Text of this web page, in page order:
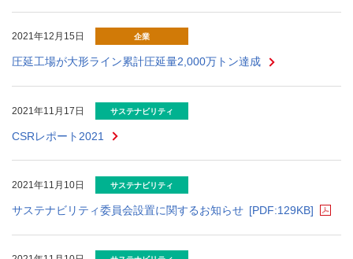
2021年12月15日 企業
圧延工場が大形ライン累計圧延量2,000万トン達成
2021年11月17日 サステナビリティ
CSRレポート2021
2021年11月10日 サステナビリティ
サステナビリティ委員会設置に関するお知らせ [PDF:129KB]